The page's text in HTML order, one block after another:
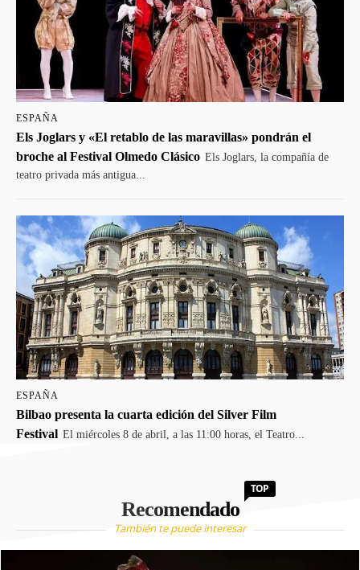
ESPAÑA
Els Joglars y «El retablo de las maravillas» pondrán el
broche al Festival Olmedo Clásico Els Joglars, la compañía de
teatro privada más antigua...
ESPAÑA
Bilbao presenta la cuarta edición del Silver Film
Festival El miércoles 8 de abril, a las 11:00 horas, el Teatro...
Recomendado
TOP
También te puede interesar